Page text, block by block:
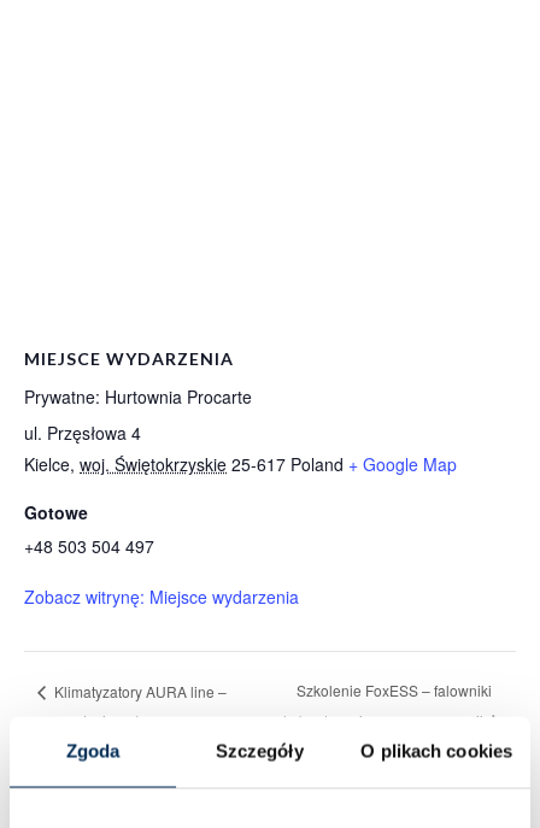
Zgoda Szczegóły O plikach cookies
MIEJSCE WYDARZENIA
Prywatne: Hurtownia Procarte
ul. Przęsłowa 4
Kielce, woj. Świętokrzyskie 25-617 Poland + Google Map
Gotowe
+48 503 504 497
Zobacz witrynę: Miejsce wydarzenia
Klimatyzatory AURA line –
prezentacja połączona ze
szkoleniem
Szkolenie FoxESS – falowniki
hybrydowe i magazyny energii